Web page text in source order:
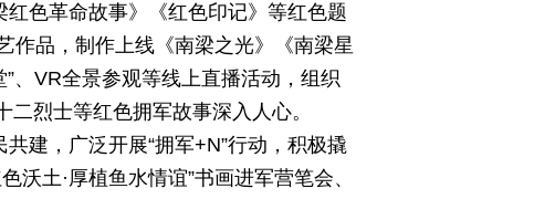
色革命故事》《红色印记》等红色题
作品，制作上线《南梁之光》《南梁星
、VR全景参观等线上直播活动，组织
烈士等红色拥军故事深入人心。
建，广泛开展“拥军+N”行动，积极撬
土·厚植鱼水情谊”书画进军营笔会、